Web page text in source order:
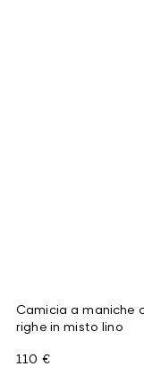
Camicia a maniche
righe in misto lino
110 €